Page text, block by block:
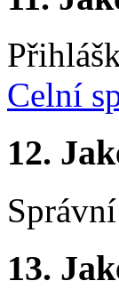
Celní
12.
13.